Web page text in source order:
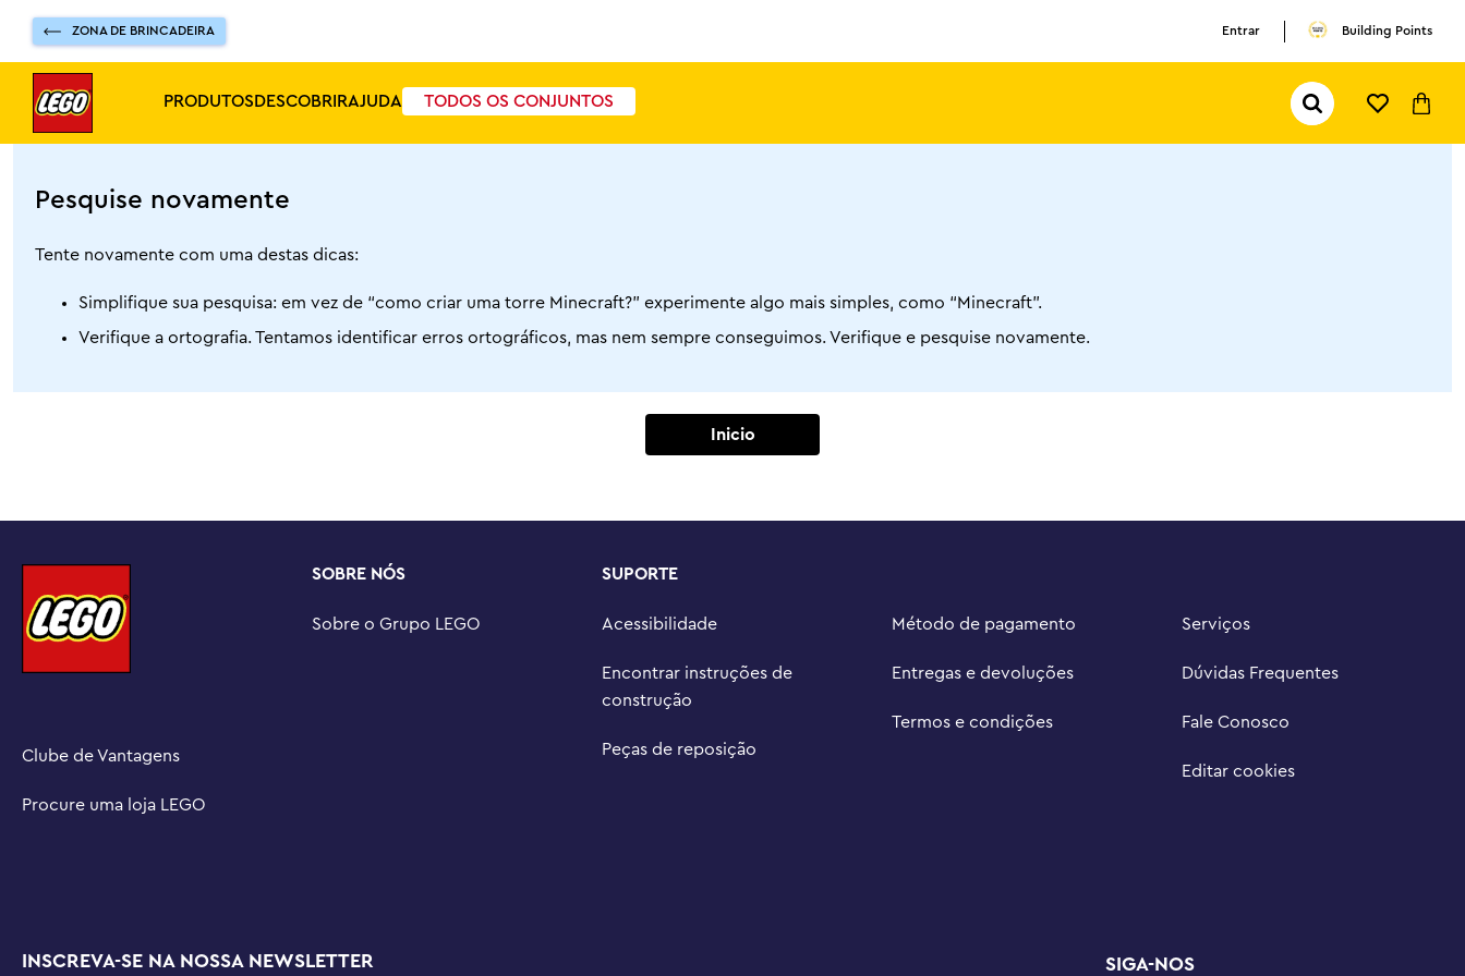
ZONA DE BRINCADEIRA Entrar Building Points
PRODUTOSDESCOBRIRAJUDA TODOS OS CONJUNTOS
Pesquisar...
Pesquise novamente
Tente novamente com uma destas dicas:
Simplifique sua pesquisa: em vez de “como criar uma torre Minecraft?” experimente algo mais simples, como “Minecraft”.
Verifique a ortografia. Tentamos identificar erros ortográficos, mas nem sempre conseguimos. Verifique e pesquise novamente.
Inicio
Clube de Vantagens
Procure uma loja LEGO
SOBRE NÓS
Sobre o Grupo LEGO
SUPORTE
Acessibilidade
Encontrar instruções de
construção
Peças de reposição
Método de pagamento
Entregas e devoluções
Termos e condições
Serviços
Dúvidas Frequentes
Fale Conosco
Editar cookies
INSCREVA-SE NA NOSSA NEWSLETTER SIGA-NOS